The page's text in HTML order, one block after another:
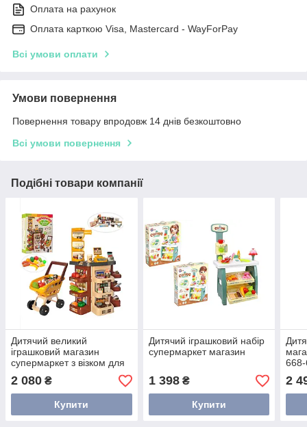
Оплата на рахунок
Оплата карткою Visa, Mastercard - WayForPay
Всі умови оплати
Умови повернення
Повернення товару впродовж 14 днів безкоштовно
Всі умови повернення
Подібні товари компанії
Дитячий великий
іграшковий магазин
супермаркет з візком для
покупок
2 080 ₴
Купити
Дитячий іграшковий набір
супермаркет магазин
1 398₴
Купити
668-
2